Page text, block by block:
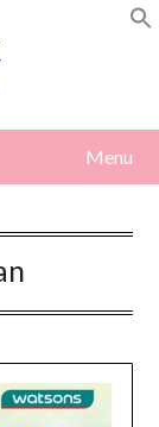
Menu